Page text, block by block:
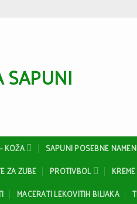
KOŽA SAPUNI POSEBNE
ZA ZUBE PROTIVBOL
MACERATI LEKOVITIH BILJAKA